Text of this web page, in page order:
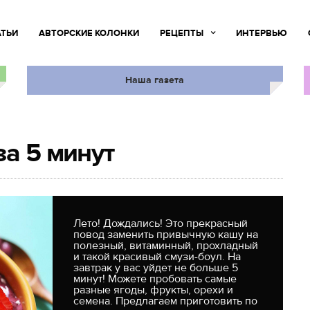
АВТОРСКИЕ КОЛОНКИ РЕЦЕПТЫ ИНТЕРВЬЮ
Наша газета
5 минут
Лето! Дождались! Это прекрасный
повод заменить привычную кашу на
полезный, витаминный, прохладный
и такой красивый смузи-боул. На
завтрак у вас уйдет не больше 5
минут! Можете пробовать самые
разные ягоды, фрукты, орехи и
семена. Предлагаем приготовить по